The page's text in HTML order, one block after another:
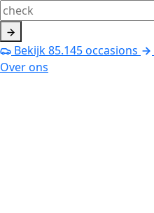
Bekijk85.145occasions
Over ons